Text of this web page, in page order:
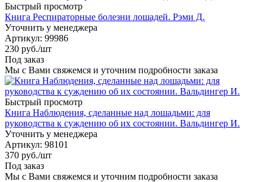
Быстрый просмотр
Книга Респираторные болезни лошадей. Рэми Д.
Уточнить у менеджера
Артикул: 99986
230 руб./шт
Под заказ
Мы с Вами свяжемся и уточним подробности заказа
Быстрый просмотр
Книга Наблюдения, сделанные над лошадьми: для
руководства к суждению об их состоянии. Вальдингер И.
Уточнить у менеджера
Артикул: 98101
370 руб./шт
Под заказ
Мы с Вами свяжемся и уточним подробности заказа